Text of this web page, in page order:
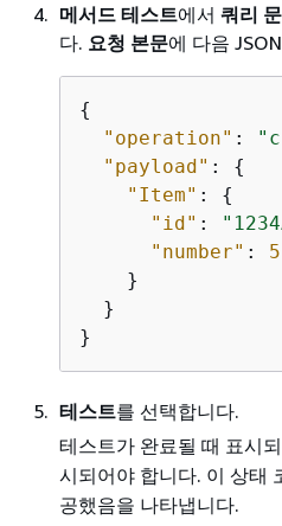
메서드 테스트에서 쿼리
다. 요청 본문에 다음
{
"operation" :
"payload" : {
"Item" : {
"id" :
"number" : 5
    }
  }
}
테스트를 선택합니다.
테스트가 완료될 때 표시
시되어야 합니다. 이 상태
공했음을 나타냅니다.